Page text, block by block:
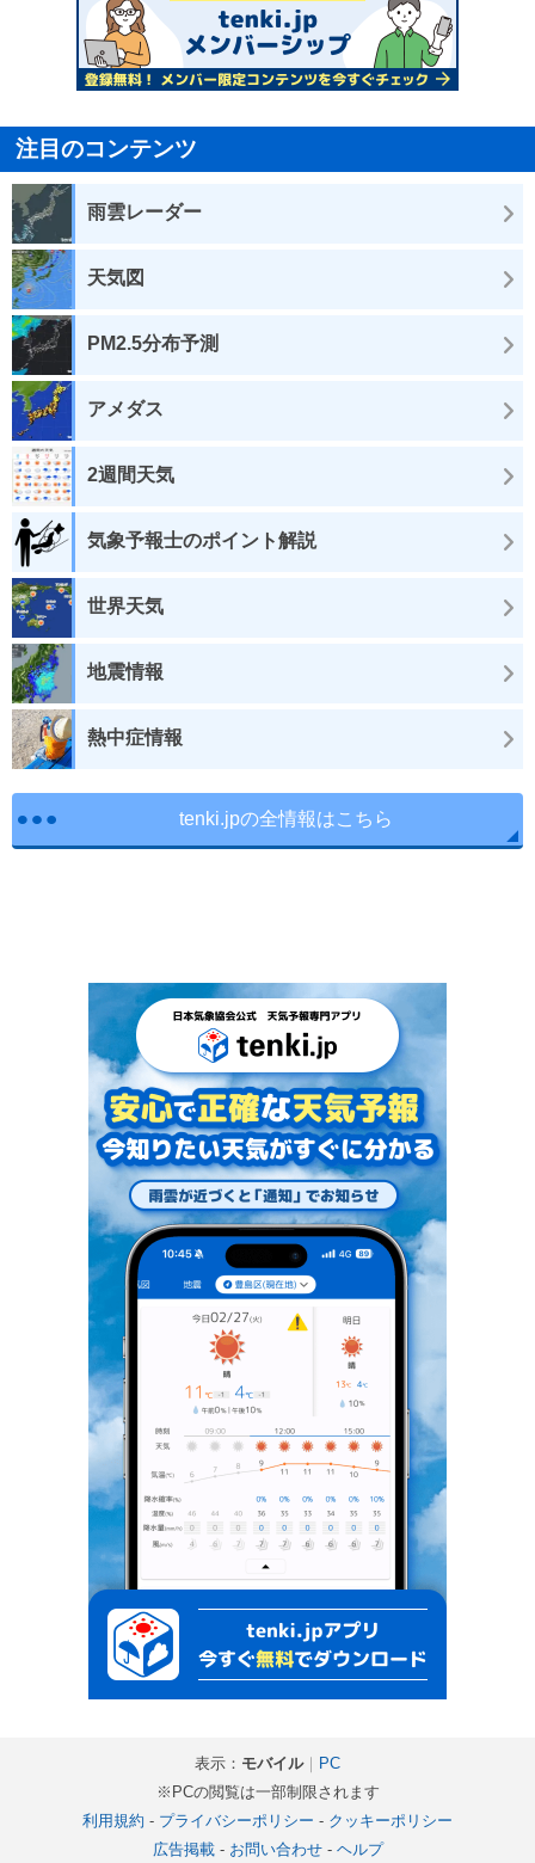
注目のコンテンツ
雨雲レーダー
天気図
PM2.5分布予測
アメダス
2週間天気
気象予報士のポイント解説
世界天気
地震情報
熱中症情報
tenki.jpの全情報はこちら
表示： モバイル｜ PC
※PCの閲覧は一部制限されます
利用規約 - プライバシーポリシー - クッキーポリシー
広告掲載- お問い合わせ- ヘルプ